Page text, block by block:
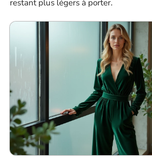
restant plus légers à porter.